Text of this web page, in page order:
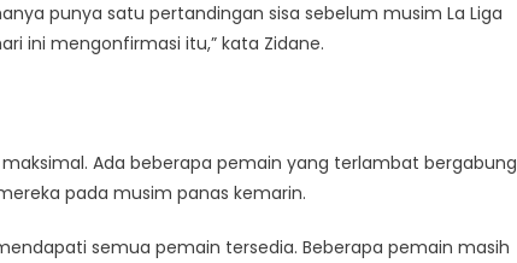
punya satu pertandingan sisa sebelum musim La Liga
ini mengonfirmasi itu,” kata Zidane.
Ada beberapa pemain yang terlambat bergabung
pada musim panas kemarin.
semua pemain tersedia. Beberapa pemain masih